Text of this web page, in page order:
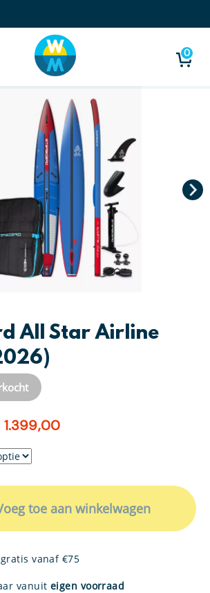
0
All Star Airline
1.399,00Huidige
toe aan winkelwagen
gratis vanaf €75
vanuit eigen voorraad